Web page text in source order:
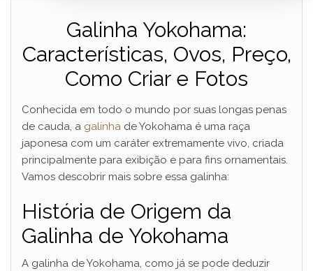
Galinha Yokohama:
Características, Ovos, Preço,
Como Criar e Fotos
Conhecida em todo o mundo por suas longas penas
de cauda, a galinha de Yokohama é uma raça
japonesa com um caráter extremamente vivo, criada
principalmente para exibição e para fins ornamentais.
Vamos descobrir mais sobre essa galinha:
História de Origem da
Galinha de Yokohama
A galinha de Yokohama, como já se pode deduzir